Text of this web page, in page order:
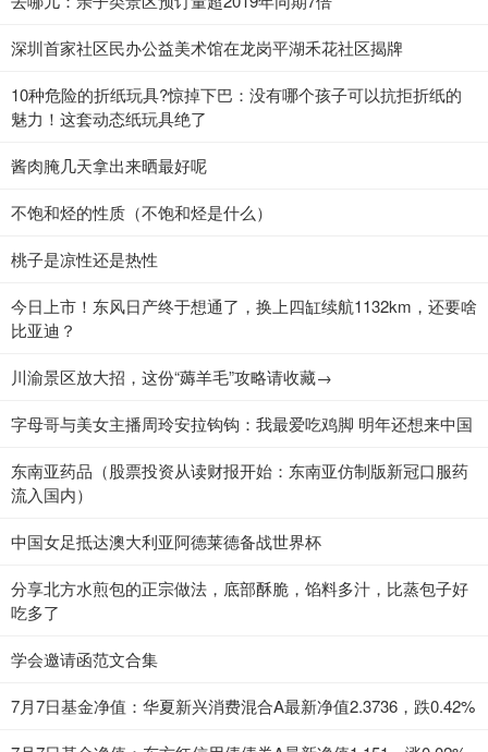
深圳首家社区民办公益美术馆在龙岗平湖禾花社区揭牌
10种危险的折纸玩具?惊掉下巴：没有哪个孩子可以抗拒折纸的
魅力！这套动态纸玩具绝了
酱肉腌几天拿出来晒最好呢
不饱和烃的性质（不饱和烃是什么）
桃子是凉性还是热性
今日上市！东风日产终于想通了，换上四缸续航1132km，还要啥
比亚迪？
川渝景区放大招，这份“薅羊毛”攻略请收藏→
字母哥与美女主播周玲安拉钩钩：我最爱吃鸡脚 明年还想来中国
东南亚药品（股票投资从读财报开始：东南亚仿制版新冠口服药
流入国内）
中国女足抵达澳大利亚阿德莱德备战世界杯
分享北方水煎包的正宗做法，底部酥脆，馅料多汁，比蒸包子好
吃多了
学会邀请函范文合集
7月7日基金净值：华夏新兴消费混合A最新净值2.3736，跌0.42%